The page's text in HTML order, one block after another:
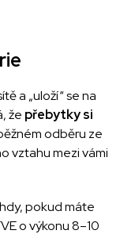
a „uloží“ se na
že přebytky si
odběru ze
vztahu mezi vámi
pokud máte
o výkonu 8–10